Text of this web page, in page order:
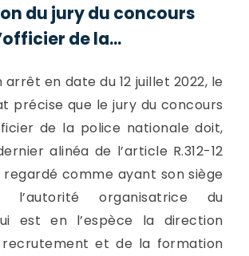
du jury du concours
de la...
arrêt en date du 12 juillet 2022, le
précise que le jury du concours
de la police nationale doit,
alinéa de l’article R.312-12
regardé comme ayant son siège
l’autorité organisatrice du
est en l’espèce la direction
et de la formation